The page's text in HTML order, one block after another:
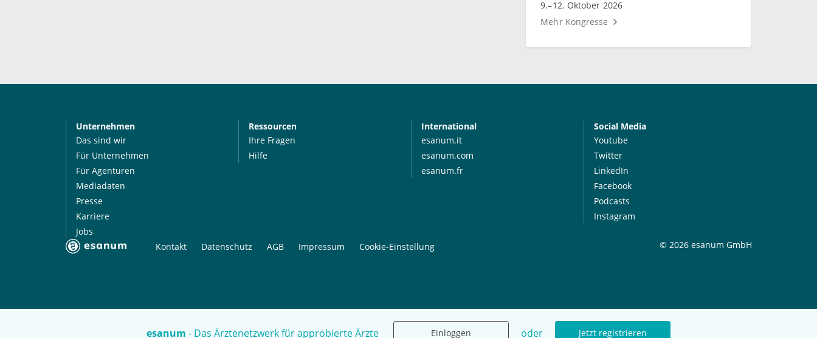
esanum - Das Ärztenetzwerk für approbierte Ärzte Einloggen oder Jetzt registrieren
9.–12. Oktober 2026
Mehr Kongresse
Unternehmen
Das sind wir
Für Unternehmen
Für Agenturen
Mediadaten
Presse
Karriere
Jobs
Ressourcen
Ihre Fragen
Hilfe
International
esanum.it
esanum.com
esanum.fr
Social Media
Youtube
Twitter
LinkedIn
Facebook
Podcasts
Instagram
Kontakt Datenschutz AGB Impressum Cookie-Einstellung © 2026 esanum GmbH